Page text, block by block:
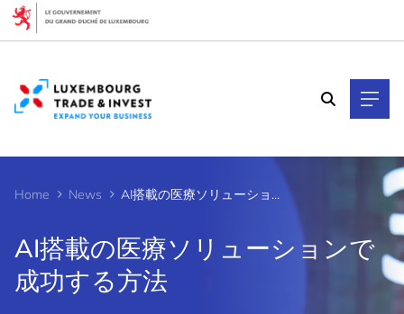
Home News AI搭載の医療ソリューションで成功する方法
AI搭載の医療ソリューションで
成功する方法
Cookies management panel